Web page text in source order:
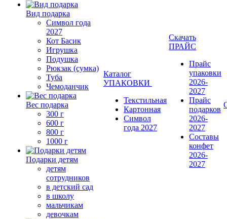
Вид подарка
Символ года
2027
Кот Басик
Игрушка
Подушка
Рюкзак (сумка)
Туба
Чемоданчик
Вес подарка
300 г
600 г
800 г
1000 г
Подарки детям
детям
сотрудников
в детский сад
в школу
мальчикам
девочкам
Каталог
УПАКОВКИ
Текстильная
Картонная
Символ
года 2027
Скачать
ПРАЙС
Прайс
упаковки
2026-
2027
Прайс
подарков
2026-
2027
Составы
конфет
2026-
2027